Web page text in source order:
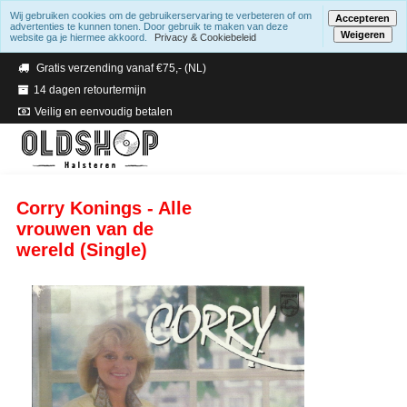
Verzending binnen 2 a 3 werkdagen
Gratis verzending vanaf €75,- (NL)
14 dagen retourtermijn
Veilig en eenvoudig betalen
Corry Konings - Alle
vrouwen van de
wereld (Single)
Wij gebruiken cookies om de gebruikerservaring te verbeteren of om
advertenties te kunnen tonen. Door gebruik te maken van deze
website ga je hiermee akkoord.
Privacy & Cookiebeleid
Accepteren
Weigeren